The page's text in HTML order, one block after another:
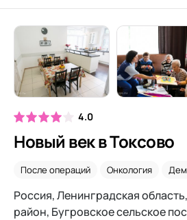
4.0
Новый век в Токсово
После операций Онкология
Россия, Ленинградская
район, Бугровское сельское